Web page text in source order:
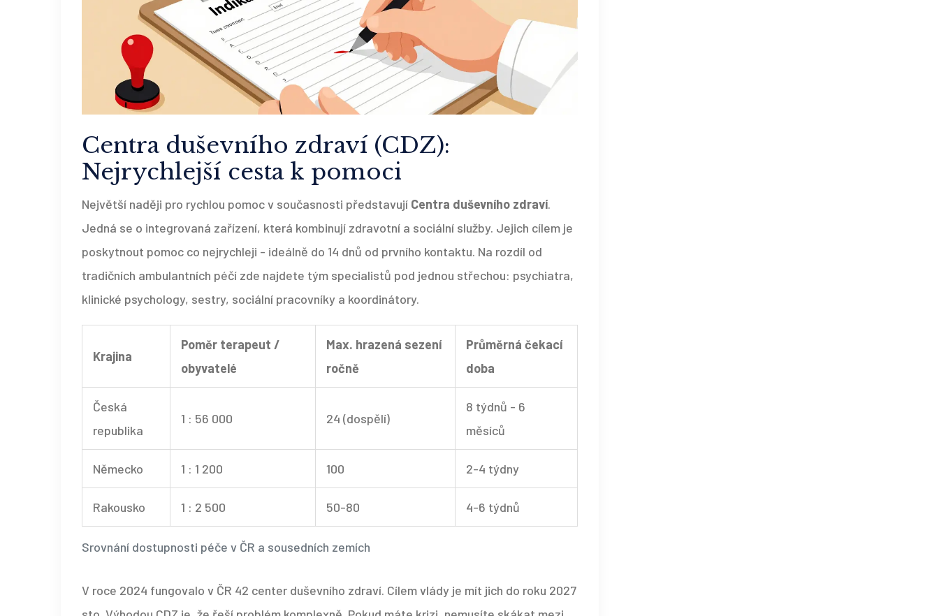
Centra duševního zdraví (CDZ):
Nejrychlejší cesta k pomoci
Největší naději pro rychlou pomoc v současnosti představují Centra duševního zdraví.
Jedná se o integrovaná zařízení, která kombinují zdravotní a sociální služby. Jejich cílem je
poskytnout pomoc co nejrychleji - ideálně do 14 dnů od prvního kontaktu. Na rozdíl od
tradičních ambulantních péčí zde najdete tým specialistů pod jednou střechou: psychiatra,
klinické psychology, sestry, sociální pracovníky a koordinátory.
Srovnání dostupnosti péče v ČR a sousedních zemích
Krajina
Poměr terapeut /
obyvatelé
Max. hrazená sezení
ročně
Průměrná čekací
doba
Česká
republika
1 : 56 000 24 (dospělí)
8 týdnů - 6
měsíců
Německo 1 : 1 200 100 2-4 týdny
Rakousko 1 : 2 500 50-80 4-6 týdnů
V roce 2024 fungovalo v ČR 42 center duševního zdraví. Cílem vlády je mít jich do roku 2027